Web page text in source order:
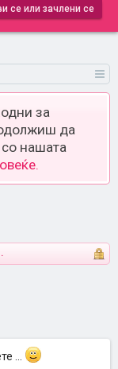
се или зачлени се
за
да
нашата
...